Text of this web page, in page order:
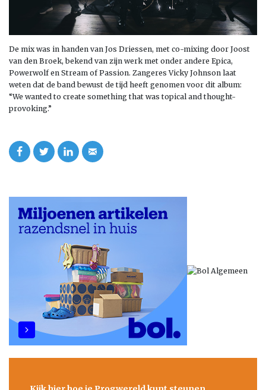
De mix was in handen van Jos Driessen, met co-mixing door Joost
van den Broek, bekend van zijn werk met onder andere Epica,
Powerwolf en Stream of Passion. Zangeres Vicky Johnson laat
weten dat de band bewust de tijd heeft genomen voor dit album:
“We wanted to create something that was topical and thought-
provoking.”